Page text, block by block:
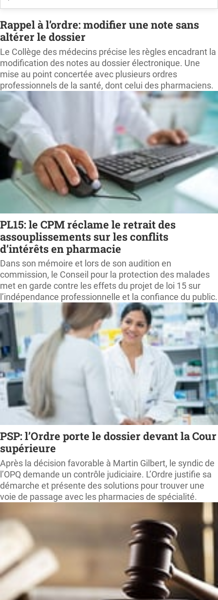
Rappel à l’ordre: modifier une note sans
altérer le dossier
Le Collège des médecins précise les règles encadrant la
modification des notes au dossier électronique. Une
mise au point concertée avec plusieurs ordres
professionnels de la santé, dont celui des pharmaciens.
PL15: le CPM réclame le retrait des
assouplissements sur les conflits
d’intérêts en pharmacie
Dans son mémoire et lors de son audition en
commission, le Conseil pour la protection des malades
met en garde contre les effets du projet de loi 15 sur
l’indépendance professionnelle et la confiance du public.
PSP: l’Ordre porte le dossier devant la Cour
supérieure
Après la décision favorable à Martin Gilbert, le syndic de
l’OPQ demande un contrôle judiciaire. L’Ordre justifie sa
démarche et présente des solutions pour trouver une
voie de passage avec les pharmacies de spécialité.